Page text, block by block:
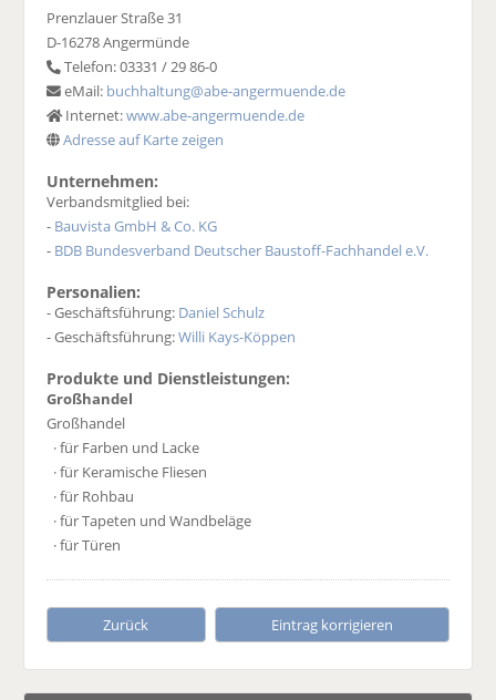
Prenzlauer Straße 31
D-16278 Angermünde
Telefon: 03331 / 29 86-0
eMail: buchhaltung@abe-angermuende.de
Internet:www.abe-angermuende.de
Adresse auf Karte zeigen
Unternehmen:
Verbandsmitglied bei:
- Bauvista GmbH & Co. KG
- BDB Bundesverband Deutscher Baustoff-Fachhandel e.V.
Personalien:
- Geschäftsführung: Daniel Schulz
- Geschäftsführung:Willi Kays-Köppen
Produkte und Dienstleistungen:
Großhandel
Großhandel
· für Farben und Lacke
· für Keramische Fliesen
· für Rohbau
· für Tapeten und Wandbeläge
· für Türen
Zurück Eintrag korrigieren